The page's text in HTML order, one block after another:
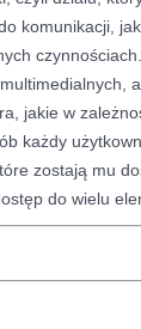
komunikacji,
jakie w
każdy
zostają mu
do wielu